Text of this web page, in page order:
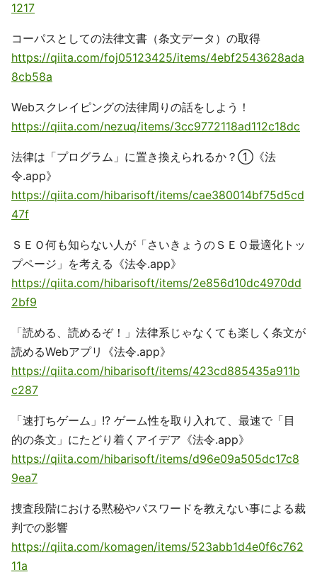
1217
コーパスとしての法律文書（条文データ）の取得
https://qiita.com/foj05123425/items/4ebf2543628ada
8cb58a
Webスクレイピングの法律周りの話をしよう！
https://qiita.com/nezuq/items/3cc9772118ad112c18dc
法律は「プログラム」に置き換えられるか？①《法
令.app》
https://qiita.com/hibarisoft/items/cae380014bf75d5cd
47f
ＳＥＯ何も知らない人が「さいきょうのＳＥＯ最適化トッ
プページ」を考える《法令.app》
https://qiita.com/hibarisoft/items/2e856d10dc4970dd
2bf9
「読める、読めるぞ！」法律系じゃなくても楽しく条文が
読めるWebアプリ《法令.app》
https://qiita.com/hibarisoft/items/423cd885435a911b
c287
「速打ちゲーム」!? ゲーム性を取り入れて、最速で「目
的の条文」にたどり着くアイデア《法令.app》
https://qiita.com/hibarisoft/items/d96e09a505dc17c8
9ea7
捜査段階における黙秘やパスワードを教えない事による裁
判での影響
https://qiita.com/komagen/items/523abb1d4e0f6c762
11a